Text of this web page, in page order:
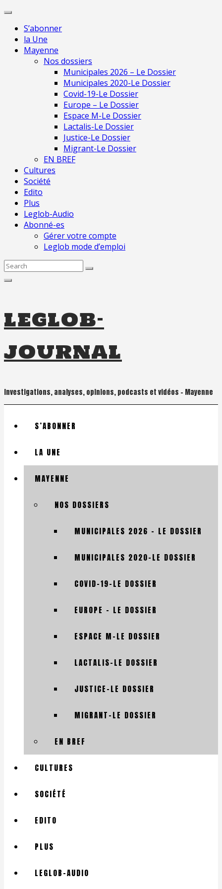
Skip
contentS’abonner
la Une
Mayenne
Nos dossiers
Municipales 2026 – Le Dossier
Municipales 2020-Le Dossier
Covid-19-Le Dossier
Europe – Le Dossier
Espace M-Le Dossier
Lactalis-Le Dossier
Justice-Le Dossier
Migrant-Le Dossier
EN BREF
Cultures
Société
Edito
Plus
Leglob-Audio
Abonné-es
Gérer votre compte
Leglob mode d’emploi
Search
leglob-
journal
Investigations, analyses, opinions, podcasts et vidéos – Mayenne
S’ABONNER
LA UNE
MAYENNE
NOS DOSSIERS
MUNICIPALES 2026 – LE DOSSIER
MUNICIPALES 2020-LE DOSSIER
COVID-19-LE DOSSIER
EUROPE – LE DOSSIER
ESPACE M-LE DOSSIER
LACTALIS-LE DOSSIER
JUSTICE-LE DOSSIER
MIGRANT-LE DOSSIER
EN BREF
CULTURES
SOCIÉTÉ
EDITO
PLUS
LEGLOB-AUDIO